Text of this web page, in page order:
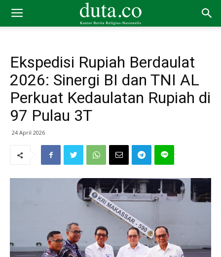
Ekspedisi Rupiah Berdaulat
2026: Sinergi BI dan TNI AL
Perkuat Kedaulatan Rupiah di
97 Pulau 3T
24 April 2026